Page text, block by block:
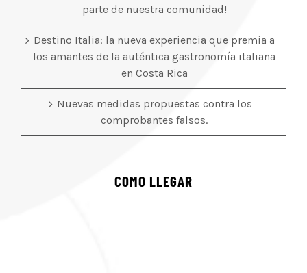
parte de nuestra comunidad!
Destino Italia: la nueva experiencia que premia a
los amantes de la auténtica gastronomía italiana
en Costa Rica
Nuevas medidas propuestas contra los
comprobantes falsos.
COMO LLEGAR